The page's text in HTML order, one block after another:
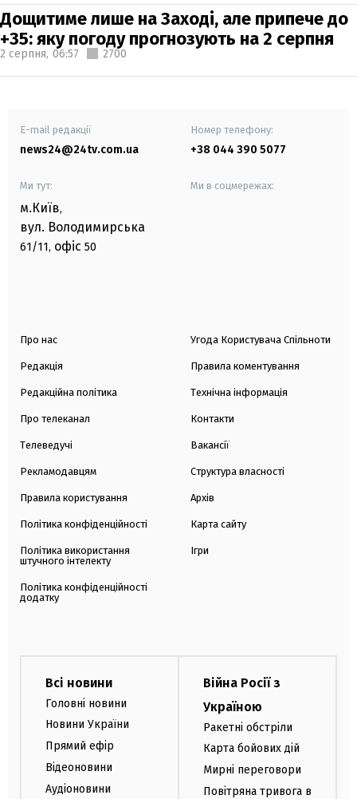
Дощитиме лише на Заході, але припече до
+35: яку погоду прогнозують на 2 серпня
2 серпня, 06:57 2700
E-mail редакції
news24@24tv.com.ua
Номер телефону:
+38 044 390 5077
Ми тут:
м.Київ,
вул. Володимирська
61/11, офіс 50
Ми в соцмережах:
Про нас
Редакція
Редакційна політика
Про телеканал
Телеведучі
Рекламодавцям
Правила користування
Політика конфіденційності
Політика використання
штучного інтелекту
Політика конфіденційності
додатку
Угода Користувача Спільноти
Правила коментування
Технічна інформація
Контакти
Вакансії
Структура власності
Архів
Карта сайту
Ігри
Всі новини
Головні новини
Новини України
Прямий ефір
Відеоновини
Аудіоновини
Війна Росії з
Україною
Ракетні обстріли
Карта бойових дій
Мирні переговори
Повітряна тривога в